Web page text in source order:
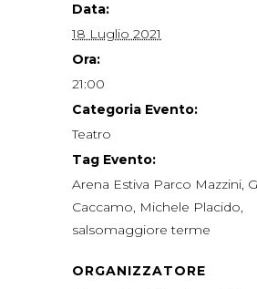
Data:
18 Luglio 2021
Ora:
21:00
Categoria Evento:
Teatro
Tag Evento:
Arena Estiva Parco Mazzini,
Caccamo, Michele Placido,
salsomaggiore terme
ORGANIZZATORE